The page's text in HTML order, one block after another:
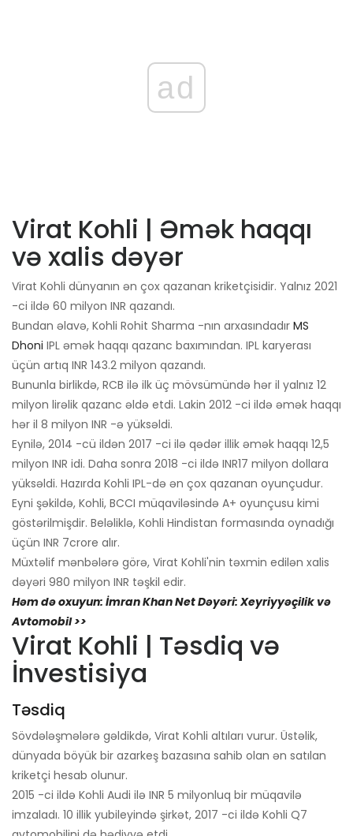
ad
Virat Kohli | Əmək haqqı
və xalis dəyər
Virat Kohli dünyanın ən çox qazanan kriketçisidir. Yalnız 2021
-ci ildə 60 milyon INR qazandı.
Bundan əlavə, Kohli Rohit Sharma -nın arxasındadır MS
Dhoni IPL əmək haqqı qazanc baxımından. IPL karyerası
üçün artıq INR 143.2 milyon qazandı.
Bununla birlikdə, RCB ilə ilk üç mövsümündə hər il yalnız 12
milyon lirəlik qazanc əldə etdi. Lakin 2012 -ci ildə əmək haqqı
hər il 8 milyon INR -ə yüksəldi.
Eynilə, 2014 -cü ildən 2017 -ci ilə qədər illik əmək haqqı 12,5
milyon INR idi. Daha sonra 2018 -ci ildə INR17 milyon dollara
yüksəldi. Hazırda Kohli IPL-də ən çox qazanan oyunçudur.
Eyni şəkildə, Kohli, BCCI müqaviləsində A+ oyunçusu kimi
göstərilmişdir. Beləliklə, Kohli Hindistan formasında oynadığı
üçün INR 7crore alır.
Müxtəlif mənbələrə görə, Virat Kohli'nin təxmin edilən xalis
dəyəri 980 milyon INR təşkil edir.
Həm də oxuyun: İmran Khan Net Dəyəri: Xeyriyyəçilik və
Avtomobil >>
Virat Kohli | Təsdiq və
İnvestisiya
Təsdiq
Sövdələşmələrə gəldikdə, Virat Kohli altıları vurur. Üstəlik,
dünyada böyük bir azarkeş bazasına sahib olan ən satılan
kriketçi hesab olunur.
2015 -ci ildə Kohli Audi ilə INR 5 milyonluq bir müqavilə
imzaladı. 10 illik yubileyində şirkət, 2017 -ci ildə Kohli Q7